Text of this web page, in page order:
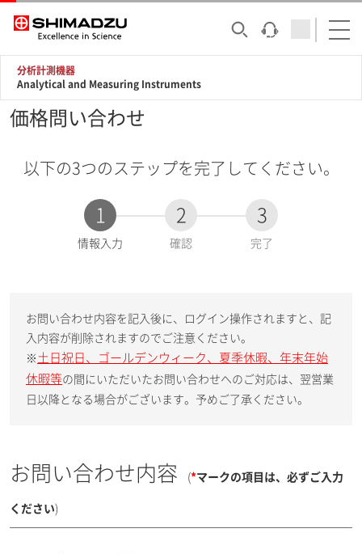
分析計測機器
Analytical and Measuring Instruments
価格問い合わせ
以下の3つのステップを完了してください。
1
現
情報入力
2
確認
3
完了
お問い合わせ内容を記入後に、ログイン操作されますと、記
入内容が削除されますのでご注意ください。
※ 土日祝日、ゴールデンウィーク、夏季休暇、年末年始
休暇等の間にいただいたお問い合わせへのご対応は、翌営業
日以降となる場合がございます。予めご了承ください。
お問い合わせ内容 (*マークの項目は、必ずご入力
ください)